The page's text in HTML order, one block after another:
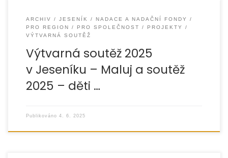
ARCHIV JESENÍK
NADACE A NADAČNÍ FONDY
PRO REGION
PRO SPOLEČNOST
PROJEKTY
VÝTVARNÁ SOUTĚŽ
Výtvarná soutěž 2025
v Jeseníku – Maluj a soutěž
2025 – děti …
Publikováno 4. 6. 2025